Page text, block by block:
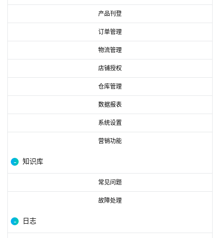
产品刊登
订单管理
物流管理
店铺授权
仓库管理
数据报表
系统设置
营销功能
知识库
常见问题
故障处理
日志